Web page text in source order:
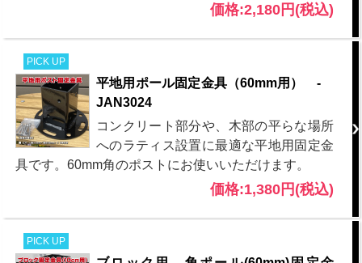
価格:2,180円(税込)
PICK UP
平地用ポール固定金具（60mm用） -
JAN3024
コンクリート部分や、木部の平らな場所
へのラティス設置に最適な平地用固定金
具です。60mm角のポストにお使いいただけます。
価格:1,380円(税込)
PICK UP